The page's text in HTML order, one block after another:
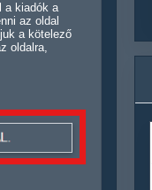
a kiadók a
az oldal
a kötelező
oldalra,